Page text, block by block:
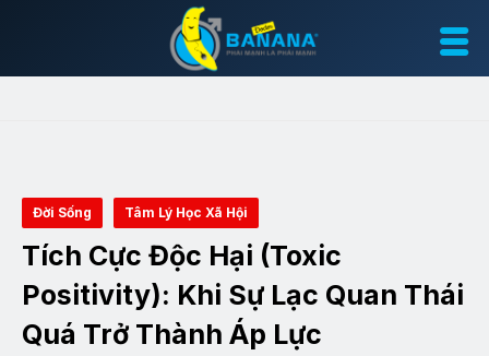
Đời Sống Tâm Lý Học Xã Hội
Tích Cực Độc Hại (Toxic
Positivity): Khi Sự Lạc Quan Thái
Quá Trở Thành Áp Lực